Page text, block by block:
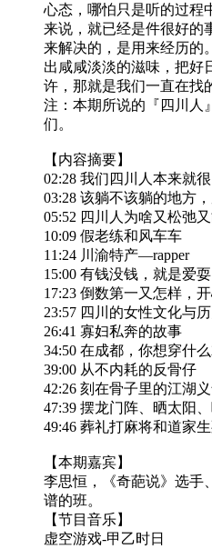
心态，哪怕只是听的过程
来说，就已经是件很好的
来解决的，是用来经历的
出咸咸淡淡的滋味，把
许，那就是我们一直在找
注：本期所说的『四川人
们。
【内容摘要】
02:28 我们四川人本来就很
03:28 该躺不该躺的地方
05:52 四川人为啥又松弛
10:09 假老练和风车车
11:24 川渝特产—rapper
15:00 有钱没钱，就是爱耍
17:23 倒数第一又怎样，
23:57 四川的女性文化与
26:41 寡妇私奔的故事
34:50 在成都，你想穿什么
39:00 从不内耗的反骨仔
42:26 刻在骨子里的江湖
47:39 摆龙门阵、晒太阳
49:46 葬礼打麻将和道家
【本期嘉宾】
李思恒，《奇葩说》选手
谱的班。
【节目音乐】
虚空游戏-甲乙时日